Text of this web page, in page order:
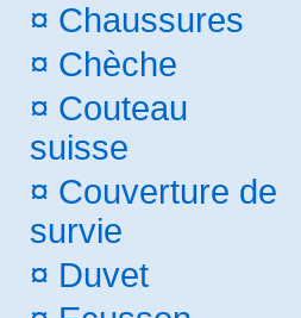
¤ Chaussures
¤ Chèche
¤ Couteau
suisse
¤ Couverture de
survie
¤ Duvet